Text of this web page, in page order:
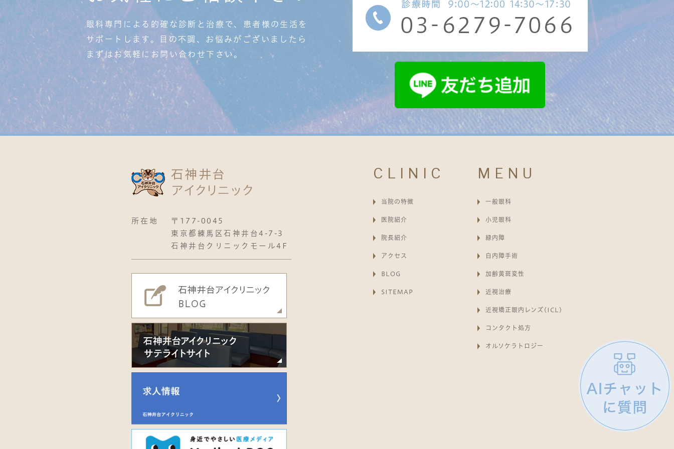
眼科専門による的確な診断と治療で、患者様の生活を
サポートします。目の不調、お悩みがございましたら
まずはお気軽にお問い合わせ下さい。
所在地
〒177-0045
東京都練馬区石神井台4-7-3
石神井台クリニックモール4F
CLINIC
当院の特徴
医院紹介
院長紹介
アクセス
BLOG
SITEMAP
MENU
一般眼科
小児眼科
緑内障
白内障手術
加齢黄斑変性
近視治療
近視矯正眼内レンズ(ICL)
コンタクト処方
オルソケラトロジー